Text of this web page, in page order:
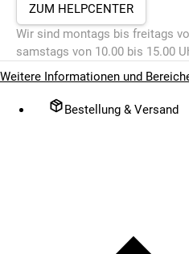
ZUM HELPCENTER
Wir sind montags bis freitags
samstags von 10.00 bis 15.00
Weitere Informationen und
Bestellung & Versand